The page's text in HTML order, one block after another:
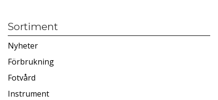
Sortiment
Nyheter
Förbrukning
Fotvård
Instrument